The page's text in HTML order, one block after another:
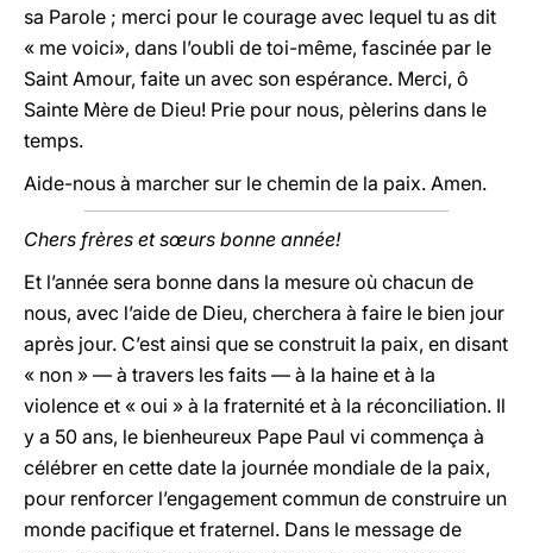
sa Parole ; merci pour le courage avec lequel tu as dit
« me voici», dans l’oubli de toi-même, fascinée par le
Saint Amour, faite un avec son espérance. Merci, ô
Sainte Mère de Dieu! Prie pour nous, pèlerins dans le
temps.
Aide-nous à marcher sur le chemin de la paix. Amen.
Chers frères et sœurs bonne année!
Et l’année sera bonne dans la mesure où chacun de
nous, avec l’aide de Dieu, cherchera à faire le bien jour
après jour. C’est ainsi que se construit la paix, en disant
« non » — à travers les faits — à la haine et à la
violence et « oui » à la fraternité et à la réconciliation. Il
y a 50 ans, le bienheureux Pape Paul vi commença à
célébrer en cette date la journée mondiale de la paix,
pour renforcer l’engagement commun de construire un
monde pacifique et fraternel. Dans le message de